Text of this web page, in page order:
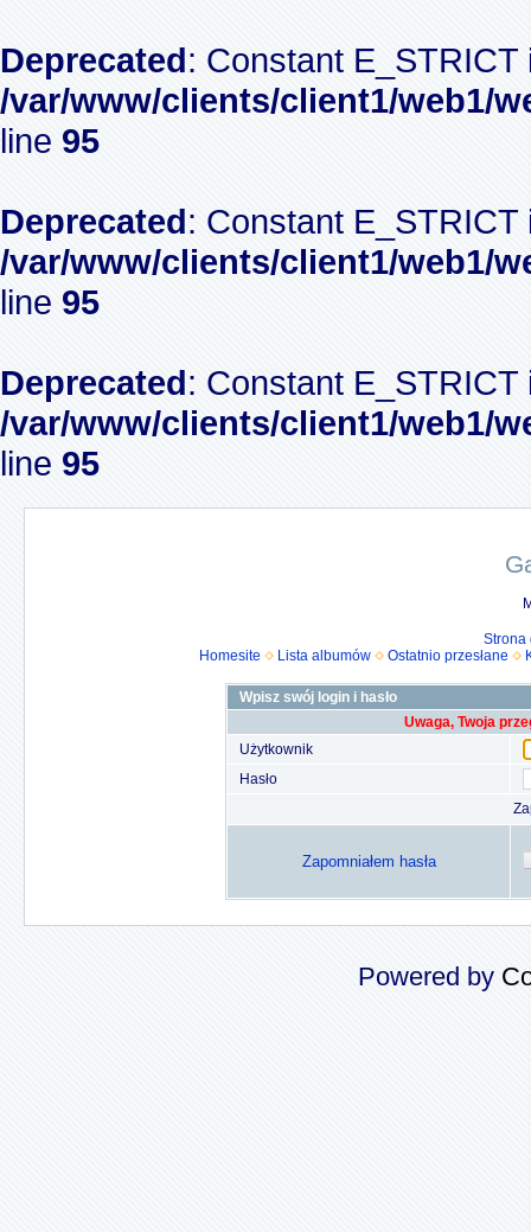
Deprecated: Constant
/var/www/clients/client1/web1/
line 95
Deprecated: Constant
/var/www/clients/client1/web1/
line 95
Deprecated: Constant
/var/www/clients/client1/web1/
line 95
Strona
Homesite
Lista albumów Ostatnio przesłane
Wpisz swój login i hasło
Uwaga, Twoja
Użytkownik
Hasło
Zapomniałem hasła
Powered by